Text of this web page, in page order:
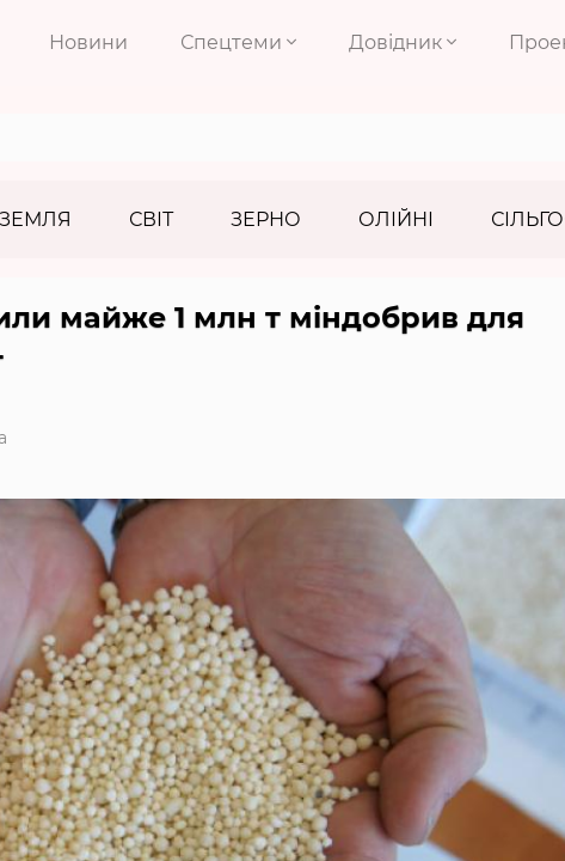
Новини Спецтеми Довідник
ЗЕМЛЯ СВІТ ЗЕРНО ОЛІЙНІ
майже 1 млн т міндобрив для